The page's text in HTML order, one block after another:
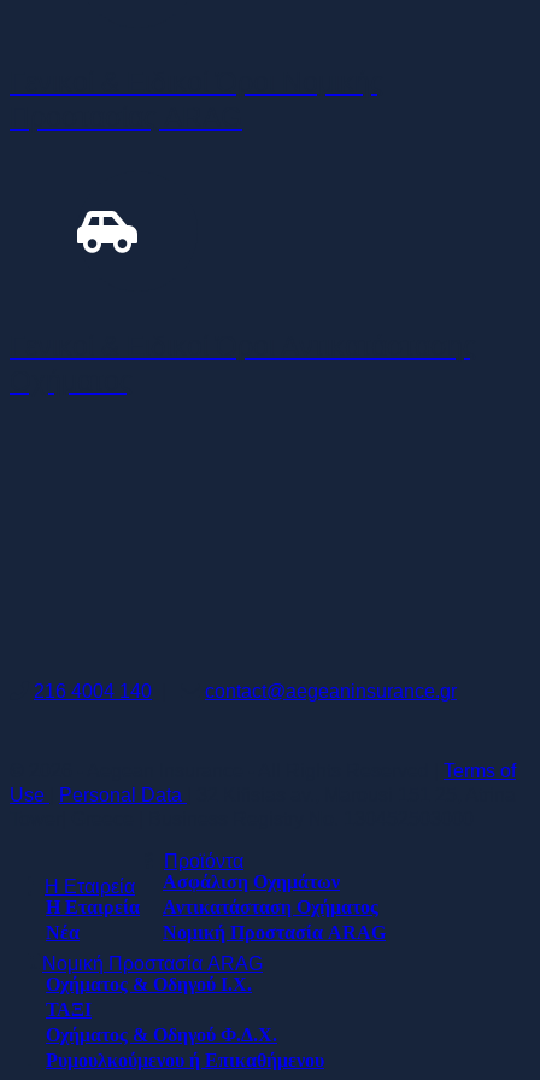
216 4004 140 contact@aegeaninsurance.gr
Terms of
Use
Personal Data
Η Εταιρεία
Η Εταιρεία
Νέα
Προϊόντα
Ασφάλιση Οχημάτων
Αντικατάσταση Οχήματος
Νομική Προστασία ARAG
Νομική Προστασία ARAG
Οχήματος & Οδηγού Ι.Χ.
ΤΑΞΙ
Οχήματος & Οδηγού Φ.Δ.Χ.
Ρυμουλκούμενου ή Επικαθήμενου